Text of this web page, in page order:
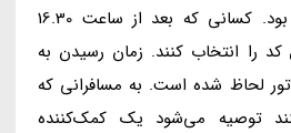
COP01D فرودگاه خواهد بود. کسانی که بعد از ساعت 16.30
کد را انتخاب کنند. زمان رسیدن به
تور لحاظ شده است. به مسافرانی که
توصیه می‌شود یک کمک‌کننده